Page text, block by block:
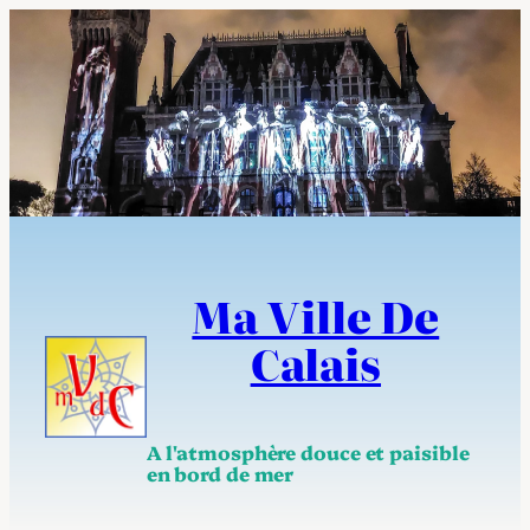
contenu
Ma Ville De
Calais
A l'atmosphère douce et paisible
en bord de mer